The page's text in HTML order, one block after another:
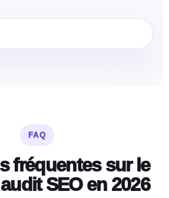
FAQ
fréquentes sur le
SEO en 2026